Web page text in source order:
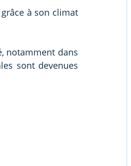
à son climat
notamment dans
sont devenues